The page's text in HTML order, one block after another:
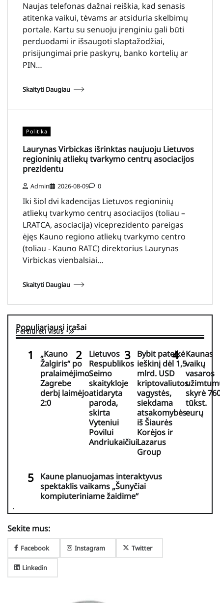
Naujas telefonas dažnai reiškia, kad senasis
atitenka vaikui, tėvams ar atsiduria skelbimų
portale. Kartu su senuoju įrenginiu gali būti
perduodami ir išsaugoti slaptažodžiai,
prisijungimai prie paskyrų, banko kortelių ar
PIN…
Skaityti Daugiau
Politika
Laurynas Virbickas išrinktas naujuoju Lietuvos
regioninių atliekų tvarkymo centrų asociacijos
prezidentu
Admin 2026-08-09 0
Iki šiol dvi kadencijas Lietuvos regioninių
atliekų tvarkymo centrų asociacijos (toliau –
LRATCA, asociacija) viceprezidento pareigas
ėjęs Kauno regiono atliekų tvarkymo centro
(toliau - Kauno RATC) direktorius Laurynas
Virbickas vienbalsiai…
Skaityti Daugiau
Populiariausi įrašai
Peržiūrėti visus
„Kauno
Žalgiris“ po
pralaimėjimo
Zagrebe
derbį laimėjo
2:0
Lietuvos
Respublikos
Seimo
skaitykloje
atidaryta
paroda,
skirta
Vyteniui
Povilui
Andriukaičiui
Bybit pateikė
ieškinį dėl 1,5
mlrd. USD
kriptovaliutos
vagystės,
siekdama
atsakomybės
iš Šiaurės
Korėjos ir
Lazarus
Group
Kaunas
vaikų
vasaros
skyrė
tūkst.
eurų
Kaune planuojamas interaktyvus
spektaklis vaikams „Šunyčiai
kompiuteriniame žaidime“
Sekite mus:
Facebook Instagram Twitter
Linkedin